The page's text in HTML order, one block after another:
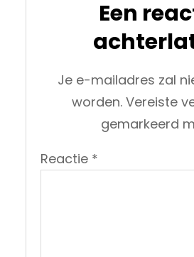
Een
Je e-mailadres zal
worden. Vereiste
gemarkeerd
Reactie *